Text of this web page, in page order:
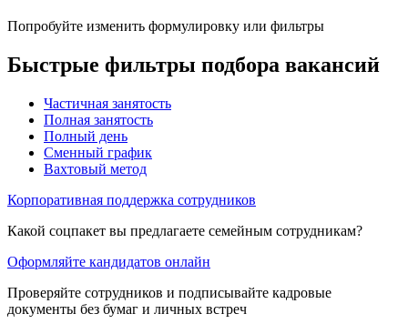
Попробуйте изменить формулировку или фильтры
Быстрые фильтры подбора вакансий
Частичная занятость
Полная занятость
Полный день
Сменный график
Вахтовый метод
Корпоративная поддержка сотрудников
Какой соцпакет вы предлагаете семейным сотрудникам?
Оформляйте кандидатов онлайн
Проверяйте сотрудников и подписывайте кадровые
документы без бумаг и личных встреч